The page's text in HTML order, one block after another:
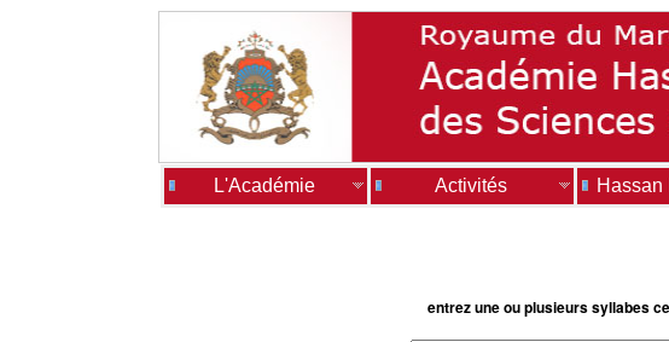
L'Académie Activités Hassan
entrez une ou plusieurs syllabes